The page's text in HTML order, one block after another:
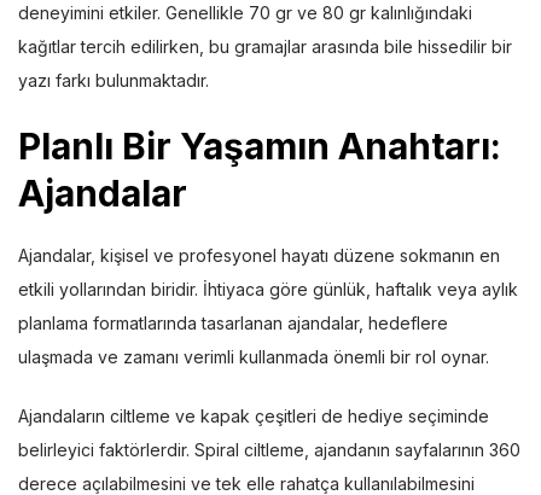
deneyimini etkiler. Genellikle 70 gr ve 80 gr kalınlığındaki
kağıtlar tercih edilirken, bu gramajlar arasında bile hissedilir bir
yazı farkı bulunmaktadır.
Planlı Bir Yaşamın Anahtarı:
Ajandalar
Ajandalar, kişisel ve profesyonel hayatı düzene sokmanın en
etkili yollarından biridir. İhtiyaca göre günlük, haftalık veya aylık
planlama formatlarında tasarlanan ajandalar, hedeflere
ulaşmada ve zamanı verimli kullanmada önemli bir rol oynar.
Ajandaların ciltleme ve kapak çeşitleri de hediye seçiminde
belirleyici faktörlerdir. Spiral ciltleme, ajandanın sayfalarının 360
derece açılabilmesini ve tek elle rahatça kullanılabilmesini